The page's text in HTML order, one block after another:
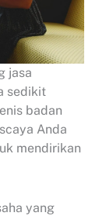
jasa
sedikit
badan
Anda
mendirikan
yang